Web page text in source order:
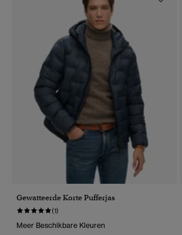
Gewatteerde Korte Pufferjas
(1)
Meer Beschikbare Kleuren